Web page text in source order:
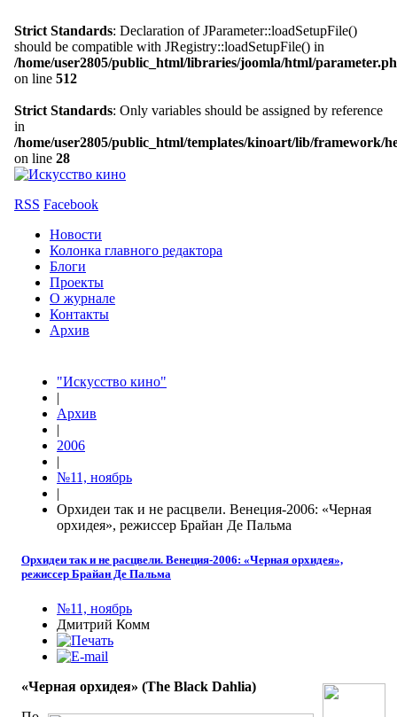
Strict Standards: Declaration of JParameter::loadSetupFile()
should be compatible with JRegistry::loadSetupFile() in
/home/user2805/public_html/libraries/joomla/html/
on line 512
Strict Standards: Only variables should be assigned by reference
in
/home/user2805/public_html/templates/kinoart/lib/framework/
on line 28
RSS Facebook
Новости
Колонка главного редактора
Блоги
Проекты
О журнале
Контакты
Архив
"Искусство кино"
|
Архив
|
2006
|
№11, ноябрь
|
Орхидеи так и не расцвели. Венеция-2006: «Черная
орхидея», режиссер Брайан Де Пальма
Орхидеи так и не расцвели. Венеция-2006: «Черная орхидея»,
режиссер Брайан Де Пальма
№11, ноябрь
Дмитрий Комм
«Черная орхидея» (The Black Dahlia)